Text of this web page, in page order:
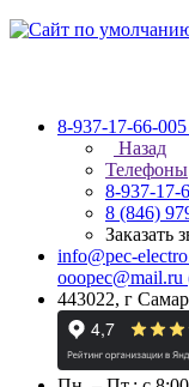
8-937-17-66-005
Назад
Телефоны
8-937-17-
8 (846)
Заказать
info@pec-
ooopec@mail.ru
443022, г